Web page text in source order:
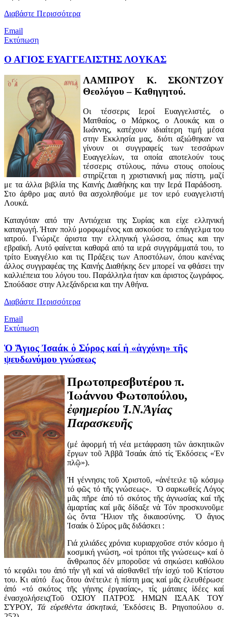
Διαβάστε Περισσότερα
Email
Εκτύπωση
Ο ΑΓΙΟΣ ΕΥΑΓΓΕΛΙΣΤΗΣ ΛΟΥΚΑΣ
ΛΑΜΠΡΟΥ Κ. ΣΚΟΝΤΖΟΥ
Θεολόγου – Καθηγητού.
Οι τέσσερις Ιεροί Ευαγγελιστές, ο
Ματθαίος, ο Μάρκος, ο Λουκάς και ο
Ιωάννης, κατέχουν ιδιαίτερη τιμή μέσα
στην Εκκλησία μας, διότι αξιώθηκαν να
γίνουν οι συγγραφείς των τεσσάρων
Ευαγγελίων, τα οποία αποτελούν τους
τέσσερις στύλους, πάνω στους οποίους
στηρίζεται η χριστιανική μας πίστη, μαζί
με τα άλλα βιβλία της Καινής Διαθήκης και την Ιερά Παράδοση.
Στο άρθρο μας αυτό θα ασχοληθούμε με τον ιερό ευαγγελιστή
Λουκά.
Καταγόταν από την Αντιόχεια της Συρίας και είχε ελληνική
καταγωγή. Ήταν πολύ μορφωμένος και ασκούσε το επάγγελμα του
ιατρού. Γνώριζε άριστα την ελληνική γλώσσα, όπως και την
εβραϊκή. Αυτό φαίνεται καθαρά από τα ιερά συγγράμματά του, το
τρίτο Ευαγγέλιο και τις Πράξεις των Αποστόλων, όπου κανένας
άλλος συγγραφέας της Καινής Διαθήκης δεν μπορεί να φθάσει την
καλλιέπεια του λόγου του. Παράλληλα ήταν και άριστος ζωγράφος.
Σπούδασε στην Αλεξάνδρεια και την Αθήνα.
Διαβάστε Περισσότερα
Email
Εκτύπωση
Ὁ Ἅγιος Ἰσαάκ ὁ Σύρος καί ἡ «ἀγχόνη» τῆς
ψευδωνύμου γνώσεως
Πρωτοπρεσβυτέρου π.
Ἰωάννου Φωτοπούλου,
ἐφημερίου Ἱ.Ν.Ἁγίας
Παρασκευῆς
(μέ ἀφορμή τή νέα μετάφραση τῶν ἀσκητικῶν
ἔργων τοῦ Ἀββᾶ Ἰσαάκ ἀπό τίς Ἐκδόσεις «Ἐν
πλῷ»).
Ἡ γέννησις τοῦ Χριστοῦ, «ἀνέτειλε τῷ κόσμῳ
τό φῶς τό τῆς γνώσεως». Ὁ σαρκωθείς Λόγος
μᾶς πῆρε ἀπό τό σκότος τῆς ἀγνωσίας καί τῆς
ἁμαρτίας καί μᾶς δίδαξε νἀ Τόν προσκυνοῦμε
ὡς ὄντα Ἥλιον τῆς δικαιοσύνης. Ὁ ἅγιος
Ἰσαάκ ὁ Σύρος μᾶς διδάσκει :
Γιά χιλιάδες χρόνια κυριαρχοῦσε στόν κόσμο ἡ
κοσμική γνώση, «οἱ τρόποι τῆς γνώσεως» καί ὁ
ἄνθρωπος δέν μποροῦσε νά σηκώσει καθόλου
τό κεφάλι του ἀπό τήν γῆ καί νά αἰσθανθεῖ τήν ἰσχύ τοῦ Κτίστου
του. Κι αὐτό ἕως ὅτου ἀνέτειλε ἡ πίστη μας καί μᾶς ἐλευθέρωσε
ἀπό «τό σκότος τῆς γήινης ἐργασίας», τίς μάταιες ἰδέες καί
ἐνασχολήσεις(Τοῦ ΟΣΙΟΥ ΠΑΤΡΟΣ ΗΜΩΝ ΙΣΑΑΚ ΤΟΥ
ΣΎΡΟΥ, Τά εὑρεθέντα ἀσκητικά, Ἐκδόσεις Β. Ρηγοπούλου σ.